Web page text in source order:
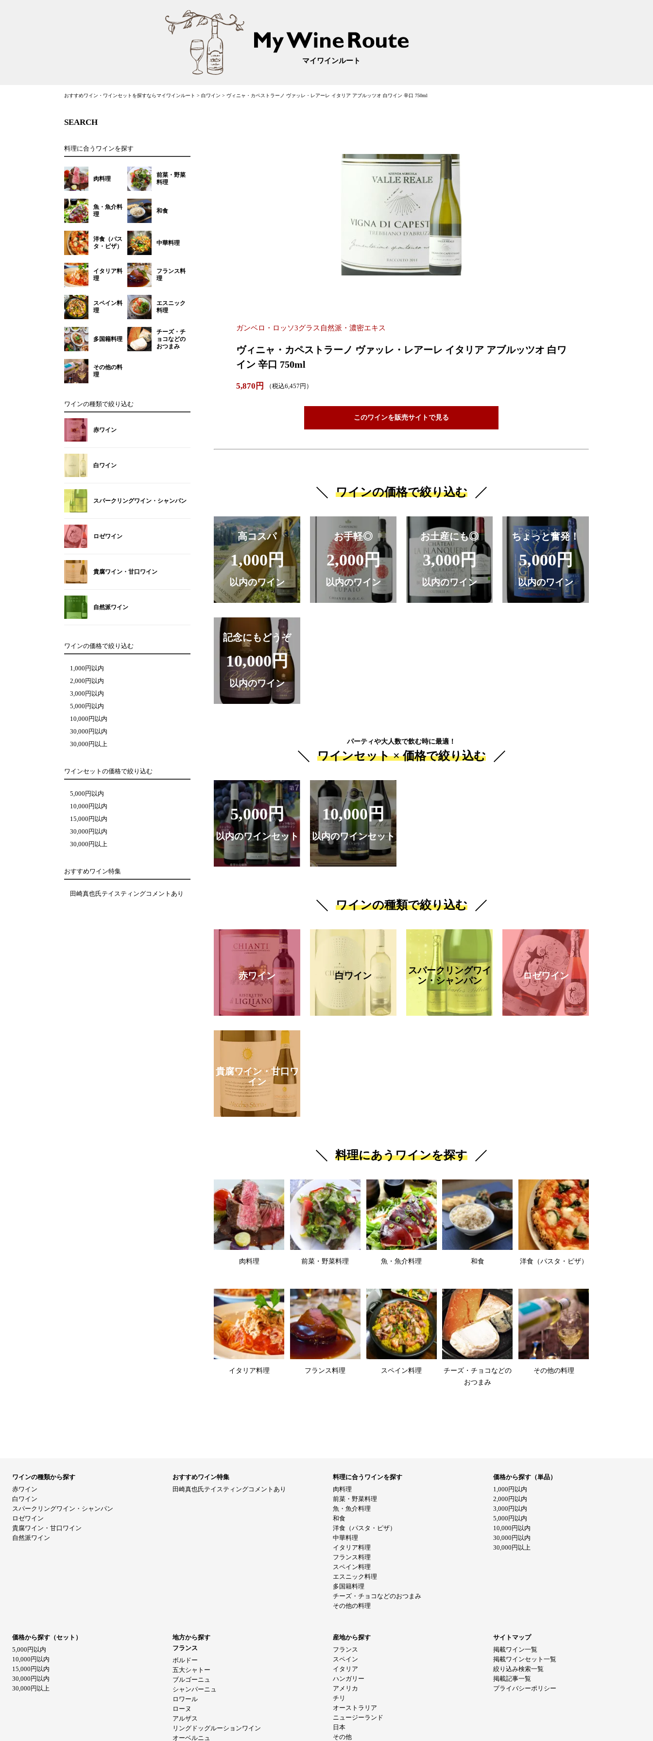
マイワインルート
おすすめワイン・ワインセットを探すならマイワインルート > 白ワイン > ヴィニャ・カペストラーノ ヴァッレ・レアーレ イタリア アブルッツオ 白ワイン 辛口 750ml
SEARCH
料理に合うワインを探す
肉料理
前菜・野菜
料理
魚・魚介料
理
和食
洋食（パス
タ・ピザ）
中華料理
イタリア料
理
フランス料
理
スペイン料
理
エスニック
料理
多国籍料理
チーズ・チ
ョコなどの
おつまみ
その他の料
理
ワインの種類で絞り込む
赤ワイン
白ワイン
スパークリングワイン・シャンパン
ロゼワイン
貴腐ワイン・甘口ワイン
自然派ワイン
ワインの価格で絞り込む
1,000円以内
2,000円以内
3,000円以内
5,000円以内
10,000円以内
30,000円以内
30,000円以上
ワインセットの価格で絞り込む
5,000円以内
10,000円以内
15,000円以内
30,000円以内
30,000円以上
おすすめワイン特集
田崎真也氏テイスティングコメントあり
ガンベロ・ロッソ3グラス自然派・濃密エキス
ヴィニャ・カペストラーノ ヴァッレ・レアーレ イタリア アブルッツオ 白ワ
イン 辛口 750ml
5,870円 （税込6,457円）
このワインを販売サイトで見る
ワインの価格で絞り込む
高コスパ
1,000円
以内のワイン
お手軽◎
2,000円
以内のワイン
お土産にも◎
3,000円
以内のワイン
ちょっと奮発！
5,000円
以内のワイン
記念にもどうぞ
10,000円
以内のワイン
パーティや大人数で飲む時に最適！
ワインセット ×価格で絞り込む
5,000円
以内のワインセット
10,000円
以内のワインセット
ワインの種類で絞り込む
赤ワイン 白ワイン
スパークリングワイ
ン・シャンパン
ロゼワイン
貴腐ワイン・甘口ワ
イン
料理にあうワインを探す
肉料理 前菜・野菜料理 魚・魚介料理 和食 洋食（パスタ・ピザ）
イタリア料理 フランス料理 スペイン料理
チーズ・チョコなどの
おつまみ
その他の料理
ワインの種類から探す
赤ワイン
白ワイン
スパークリングワイン・シャンパン
ロゼワイン
貴腐ワイン・甘口ワイン
自然派ワイン
おすすめワイン特集
田崎真也氏テイスティングコメントあり
料理に合うワインを探す
肉料理
前菜・野菜料理
魚・魚介料理
和食
洋食（パスタ・ピザ）
中華料理
イタリア料理
フランス料理
スペイン料理
エスニック料理
多国籍料理
チーズ・チョコなどのおつまみ
その他の料理
価格から探す（単品）
1,000円以内
2,000円以内
3,000円以内
5,000円以内
10,000円以内
30,000円以内
30,000円以上
価格から探す（セット）
5,000円以内
10,000円以内
15,000円以内
30,000円以内
30,000円以上
地方から探す
フランス
ボルドー
五大シャトー
ブルゴーニュ
シャンパーニュ
ロワール
ローヌ
アルザス
リングドッグルーションワイン
オーベルニュ
産地から探す
フランス
スペイン
イタリア
ハンガリー
アメリカ
チリ
オーストラリア
ニュージーランド
日本
その他
サイトマップ
掲載ワイン一覧
掲載ワインセット一覧
絞り込み検索一覧
掲載記事一覧
プライバシーポリシー